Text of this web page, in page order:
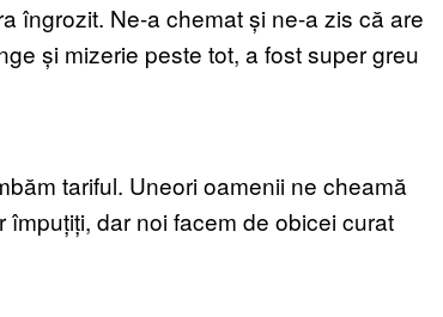
îngrozit. Ne-a chemat și ne-a zis că are
și mizerie peste tot, a fost super greu
tariful. Uneori oamenii ne cheamă
dar noi facem de obicei curat